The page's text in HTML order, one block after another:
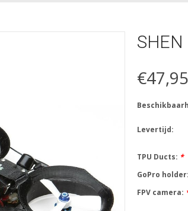
SHEN
€47,95
Levertijd:
TPU Ducts: *
GoPro holder:
FPV camera: